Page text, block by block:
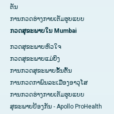
ຕັນ
ການກວດຮ່າງກາຍເຕັມຮູບແບບ
ກວດສຸຂະພາບໃນ Mumbai
ກວດສຸຂະພາບຫົວໃຈ
ກວດສຸຂະພາບແມ່ຍິງ
ການກວດສຸຂະພາບຂັ້ນຕົ້ນ
ການກວດກາພົນລະເມືອງອາວຸໂສ
ການກວດຮ່າງກາຍເຕັມຮູບແບບ
ສຸຂະພາບປ້ອງກັນ - Apollo ProHealth